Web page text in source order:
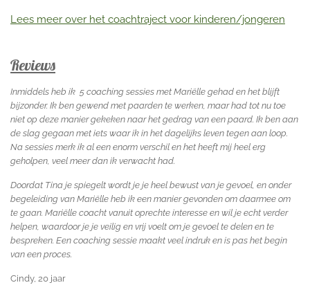
Lees meer over het coachtraject voor kinderen/jongeren
Reviews
Inmiddels heb ik 5 coaching sessies met Mariëlle gehad en het blijft
bijzonder. Ik ben gewend met paarden te werken, maar had tot nu toe
niet op deze manier gekeken naar het gedrag van een paard. Ik ben aan
de slag gegaan met iets waar ik in het dagelijks leven tegen aan loop.
Na sessies merk ik al een enorm verschil en het heeft mij heel erg
geholpen, veel meer dan ik verwacht had.
Doordat Tina je spiegelt wordt je je heel bewust van je gevoel, en onder
begeleiding van Mariëlle heb ik een manier gevonden om daarmee om
te gaan. Mariëlle coacht vanuit oprechte interesse en wil je echt verder
helpen, waardoor je je veilig en vrij voelt om je gevoel te delen en te
bespreken. Een coaching sessie maakt veel indruk en is pas het begin
van een proces.
Cindy, 20 jaar